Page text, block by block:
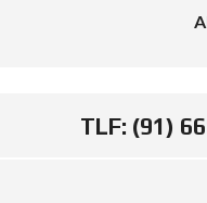
TLF: (91)